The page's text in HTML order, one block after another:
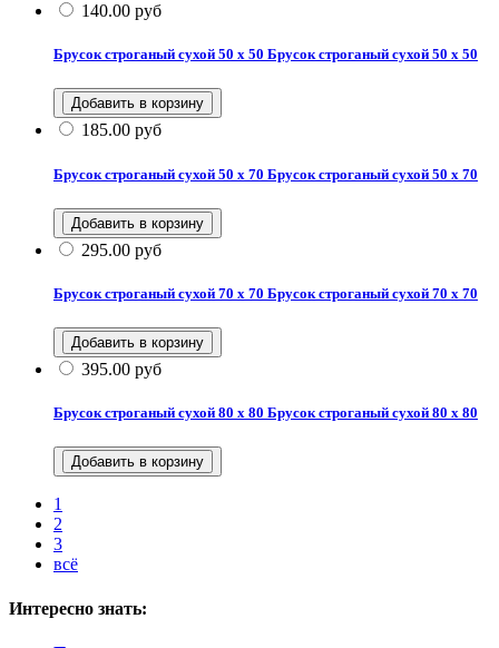
140.00 руб
Брусок строганый сухой 50 х 50 Брусок строганый сухой 50 х 50
185.00 руб
Брусок строганый сухой 50 х 70 Брусок строганый сухой 50 х 70
295.00 руб
Брусок строганый сухой 70 х 70 Брусок строганый сухой 70 х 70
395.00 руб
Брусок строганый сухой 80 х 80 Брусок строганый сухой 80 х 80
1
2
3
всё
Интересно знать: